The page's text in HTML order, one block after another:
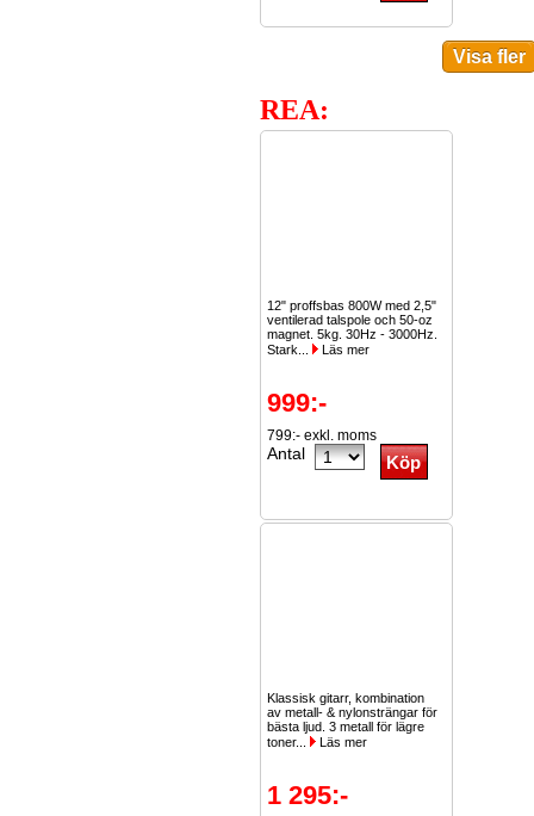
REA:
12" proffsbas 800W med 2,5"
ventilerad talspole och 50-oz
magnet. 5kg. 30Hz - 3000Hz.
Stark...
Läs mer
999:-
799:- exkl. moms
Antal
Klassisk gitarr, kombination
av metall- & nylonsträngar för
bästa ljud. 3 metall för lägre
toner...
Läs mer
1 295:-